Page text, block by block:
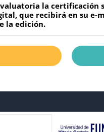
la certificación
que recibirá en su e-
la edición.